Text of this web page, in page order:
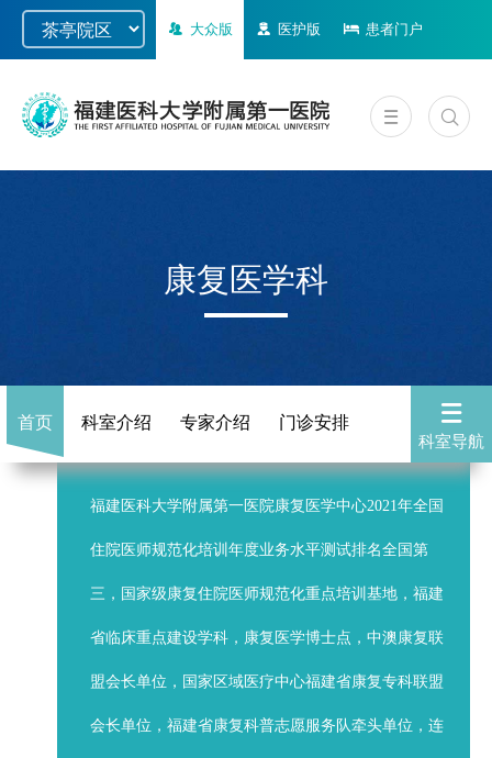
大众版 医护版 患者门户
康复医学科
首页 科室介绍 专家介绍 门诊安排
特色医疗
科室导航
福建医科大学附属第一医院康复医学中心2021年全国
住院医师规范化培训年度业务水平测试排名全国第
三，国家级康复住院医师规范化重点培训基地，福建
省临床重点建设学科，康复医学博士点，中澳康复联
盟会长单位，国家区域医疗中心福建省康复专科联盟
会长单位，福建省康复科普志愿服务队牵头单位，连